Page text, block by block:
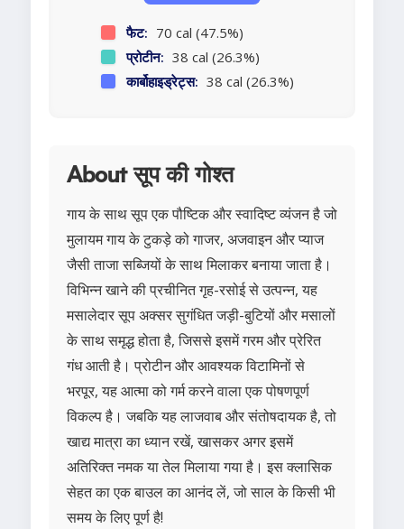
फैट: 70 cal (47.5%)
प्रोटीन: 38 cal (26.3%)
कार्बोहाइड्रेट्स: 38 cal (26.3%)
About सूप की गोश्त
गाय के साथ सूप एक पौष्टिक और स्वादिष्ट व्यंजन है जो
मुलायम गाय के टुकड़े को गाजर, अजवाइन और प्याज
जैसी ताजा सब्जियों के साथ मिलाकर बनाया जाता है।
विभिन्न खाने की प्रचीनित गृह-रसोई से उत्पन्न, यह
मसालेदार सूप अक्सर सुगंधित जड़ी-बुटियों और मसालों
के साथ समृद्ध होता है, जिससे इसमें गरम और प्रेरित
गंध आती है। प्रोटीन और आवश्यक विटामिनों से
भरपूर, यह आत्मा को गर्म करने वाला एक पोषणपूर्ण
विकल्प है। जबकि यह लाजवाब और संतोषदायक है, तो
खाद्य मात्रा का ध्यान रखें, खासकर अगर इसमें
अतिरिक्त नमक या तेल मिलाया गया है। इस क्लासिक
सेहत का एक बाउल का आनंद लें, जो साल के किसी भी
समय के लिए पूर्ण है!